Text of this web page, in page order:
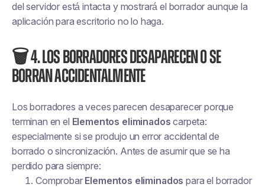
del servidor está intacta y mostrará el borrador aunque la
aplicación para escritorio no lo haga.
🗑️ 4. Los borradores desaparecen o se
borran accidentalmente
Los borradores a veces parecen desaparecer porque
terminan en el Elementos eliminados carpeta:
especialmente si se produjo un error accidental de
borrado o sincronización. Antes de asumir que se ha
perdido para siempre:
Comprobar Elementos eliminados para el borrador